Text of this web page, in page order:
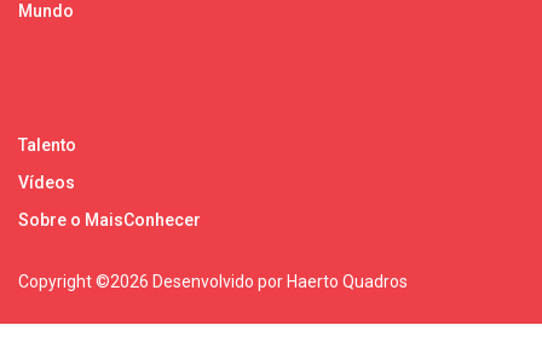
Mundo
Talento
Vídeos
Sobre o MaisConhecer
Copyright ©2026 Desenvolvido por Haerto Quadros